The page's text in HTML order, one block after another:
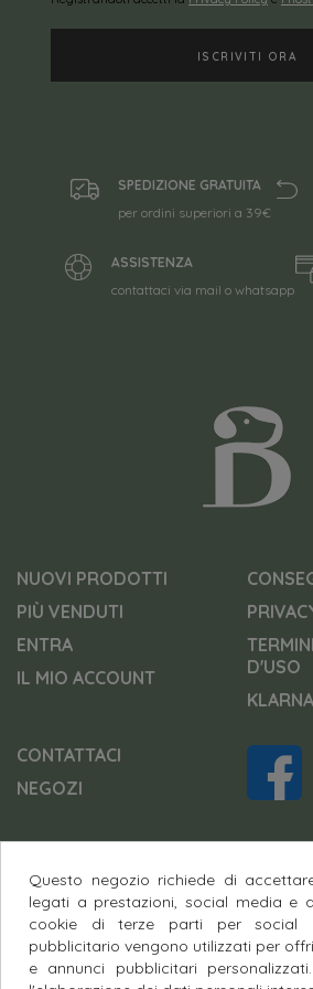
SPEDIZIONE GRATUITA
per ordini superiori a 39€
ASSISTENZA
contattaci via mail o whatsapp
NUOVI PRODOTTI
PIÙ VENDUTI
ENTRA
IL MIO ACCOUNT
D'USO
CONTATTACI
NEGOZI
Pagamenti Sicuri
Questo negozio richiede di
legati a prestazioni, social media e
cookie di terze parti per social
pubblicitario vengono utilizzati per
e annunci pubblicitari